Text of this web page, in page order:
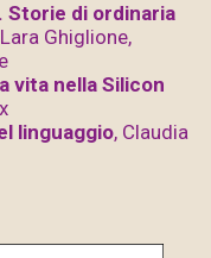
Storie di ordinaria
Ghiglione,
vita nella Silicon
linguaggio, Claudia